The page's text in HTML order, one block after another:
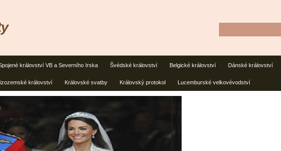
království VB a Severního Irska Švédské království Belgické království Dánské království
království Královské svatby Královský protokol Lucemburské velkovévodství